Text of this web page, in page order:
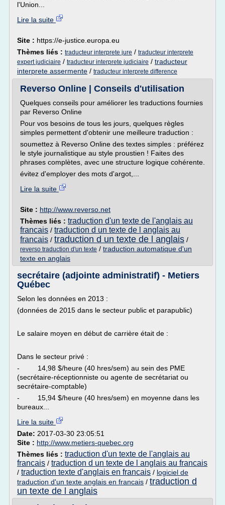
l'Union...
Lire la suite
Site : https://e-justice.europa.eu
Thèmes liés : traducteur interprete jure / traducteur interprete
expert judiciaire / traducteur interprete judiciaire / traducteur
interprete assermente / traducteur interprete difference
Reverso Online | Conseils d'utilisation
Quelques conseils pour améliorer les traductions fournies
par Reverso Online
Pour vos besoins de tous les jours, quelques règles
simples permettent d'obtenir une meilleure traduction :
soumettez à Reverso Online des textes simples : préférez
le style journalistique au style proustien ! Faites des
phrases complètes, avec une structure logique cohérente.
évitez d'employer des mots d'argot,...
Lire la suite
Site : http://www.reverso.net
Thèmes liés : traduction d'un texte de l'anglais au
francais / traduction d un texte de l anglais au
francais / traduction d un texte de l anglais /
reverso traduction d'un texte / traduction automatique d'un
texte en anglais
secrétaire (adjointe administratif) - Metiers
Québec
Selon les données en 2013 :
(données de 2015 dans le secteur public et parapublic)
Le salaire moyen en début de carrière était de :
Dans le secteur privé :
- 14,98 $/heure (40 hres/sem) au sein des PME
(secrétaire-réceptionniste ou agente de secrétariat ou
secrétaire-comptable)
- 15,94 $/heure (40 hres/sem) en moyenne dans les
bureaux...
Lire la suite
Date: 2017-03-30 23:05:51
Site : http://www.metiers-quebec.org
Thèmes liés : traduction d'un texte de l'anglais au
francais / traduction d un texte de l anglais au francais
/ traduction texte d'anglais en francais / logiciel de
traduction d'un texte anglais en francais / traduction d
un texte de l anglais